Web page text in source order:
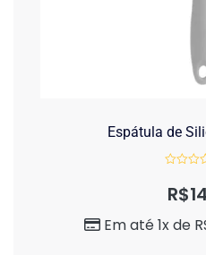
Espátula de
de
R$
Em até 1x de